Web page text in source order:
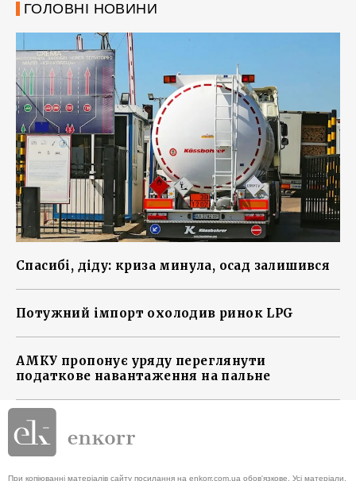
ГОЛОВНІ НОВИНИ
Спасибі, діду: криза минула, осад залишився
Потужний імпорт охолодив ринок LPG
АМКУ пропонує уряду переглянути
податкове навантаження на пальне
При копіюванні матеріалів сайту посилання на enkorr.com.ua обов'язкове. Усі матеріали,